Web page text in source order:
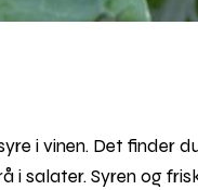
i vinen. Det finder
salater. Syren og